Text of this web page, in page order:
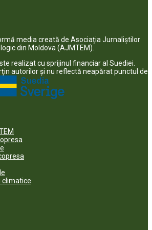
media creată de Asociația Jurnaliștilor
din Moldova (AJMTEM).
realizat cu sprijinul financiar al Suediei.
autorilor şi nu reflectă neapărat punctul de
climatice